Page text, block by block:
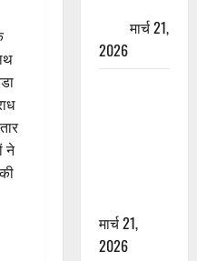
ने
मार्च 21,
2026
मार्च 21,
2026